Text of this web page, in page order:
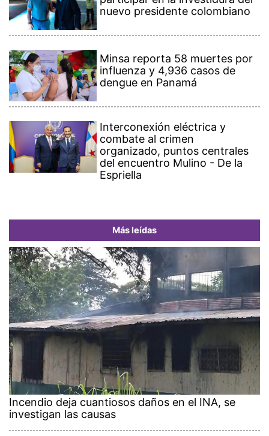
nuevo presidente colombiano
Minsa reporta 58 muertes por
influenza y 4,936 casos de
dengue en Panamá
Interconexión eléctrica y
combate al crimen
organizado, puntos centrales
del encuentro Mulino - De la
Espriella
Más leídas
Incendio deja cuantiosos daños en el INA, se
investigan las causas